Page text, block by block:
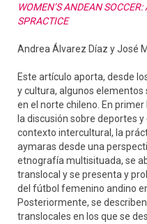
WOMEN’S ANDEAN
SPRACTICE
Andrea Álvarez Díaz y José
Este artículo aporta, desde
y cultura, algunos
en el norte chileno. En
la discusión sobre deportes
contexto intercultural, la
aymaras desde una
etnografía multisituada, se
translocal y se presenta y
del fútbol femenino andino
Posteriormente, se
translocales en los que se